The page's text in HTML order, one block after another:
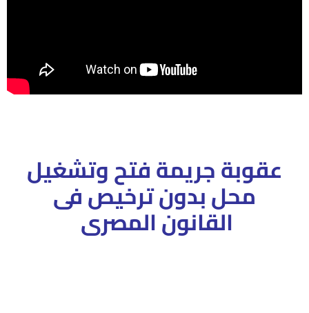
عقوبة جريمة فتح وتشغيل
محل بدون ترخيص فى
القانون المصرى